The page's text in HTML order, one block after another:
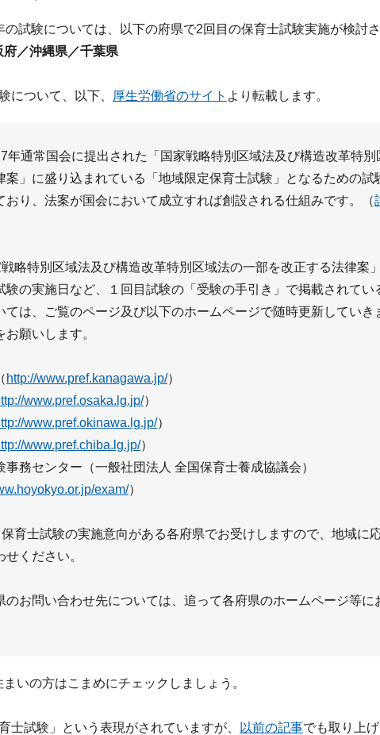
の試験については、以下の府県で2回目の保育士試験実施が検討さ
／沖縄県／千葉県
について、以下、 厚生労働省のサイト より転載します。
通常国会に提出された「国家戦略特別区域法及び構造改革特別
案」に盛り込まれている「地域限定保育士試験」となるための試
おり、法案が国会において成立すれば創設される仕組みです。（
略特別区域法及び構造改革特別区域法の一部を改正する法律案
験の実施日など、１回目試験の「受験の手引き」で掲載されてい
ては、ご覧のページ及び以下のホームページで随時更新していき
お願いします。
http://www.pref.kanagawa.jp/）
www.pref.osaka.lg.jp/）
www.pref.okinawa.lg.jp/）
www.pref.chiba.lg.jp/）
事務センター（一般社団法人 全国保育士養成協議会）
exam/）
育士試験の実施意向がある各府県でお受けしますので、地域に
せください。
お問い合わせ先については、追って各府県のホームページ等に
いの方はこまめにチェックしましょう。
士試験」という表現がされていますが、 以前の記事でも取り上